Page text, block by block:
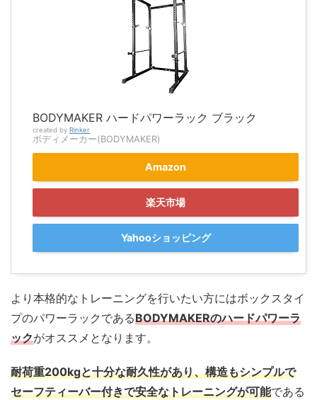
BODYMAKER ハードパワーラック ブラック
created by Rinker
ボディメーカー(BODYMAKER)
Amazon
楽天市場
Yahooショッピング
より本格的なトレーニングを行いたい方にはボックスタイ
プのパワーラックであるBODYMAKERのハードパワーラ
ックがオススメとなります。
耐荷重200kgと十分な耐久性があり、構造もシンプルで
セーフティーバー付きで安全なトレーニングが可能である